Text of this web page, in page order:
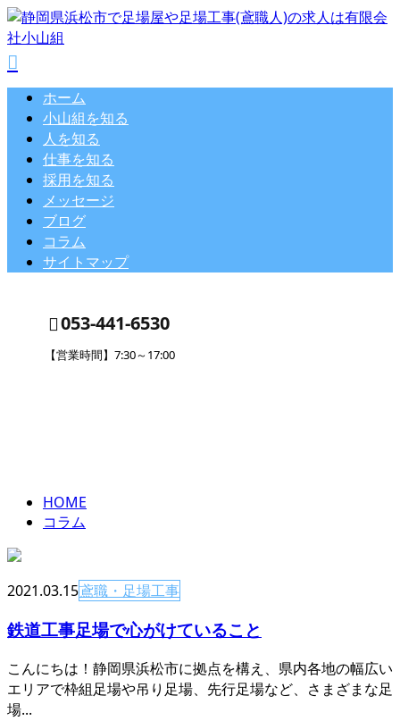
ホーム
小山組を知る
人を知る
仕事を知る
採用を知る
メッセージ
ブログ
コラム
サイトマップ
053-441-6530
【営業時間】7:30～17:00
HOME
コラム
2021.03.15鳶職・足場工事
鉄道工事足場で心がけていること
こんにちは！静岡県浜松市に拠点を構え、県内各地の幅広い
エリアで枠組足場や吊り足場、先行足場など、さまざまな足
場...